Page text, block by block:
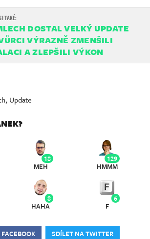
DOSTAL VELKÝ UPDATE
VÝRAZNĚ ZMENŠILI
A ZLEPŠILI VÝKON
, Update
18
MEH
129
HMMM
8
HAHA
6
F
SDÍLET NA TWITTER